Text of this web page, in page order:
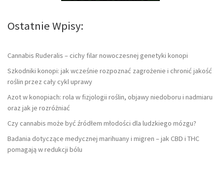
Ostatnie Wpisy:
Cannabis Ruderalis – cichy filar nowoczesnej genetyki konopi
Szkodniki konopi: jak wcześnie rozpoznać zagrożenie i chronić jakość
roślin przez cały cykl uprawy
Azot w konopiach: rola w fizjologii roślin, objawy niedoboru i nadmiaru
oraz jak je rozróżniać
Czy cannabis może być źródłem młodości dla ludzkiego mózgu?
Badania dotyczące medycznej marihuany i migren – jak CBD i THC
pomagają w redukcji bólu